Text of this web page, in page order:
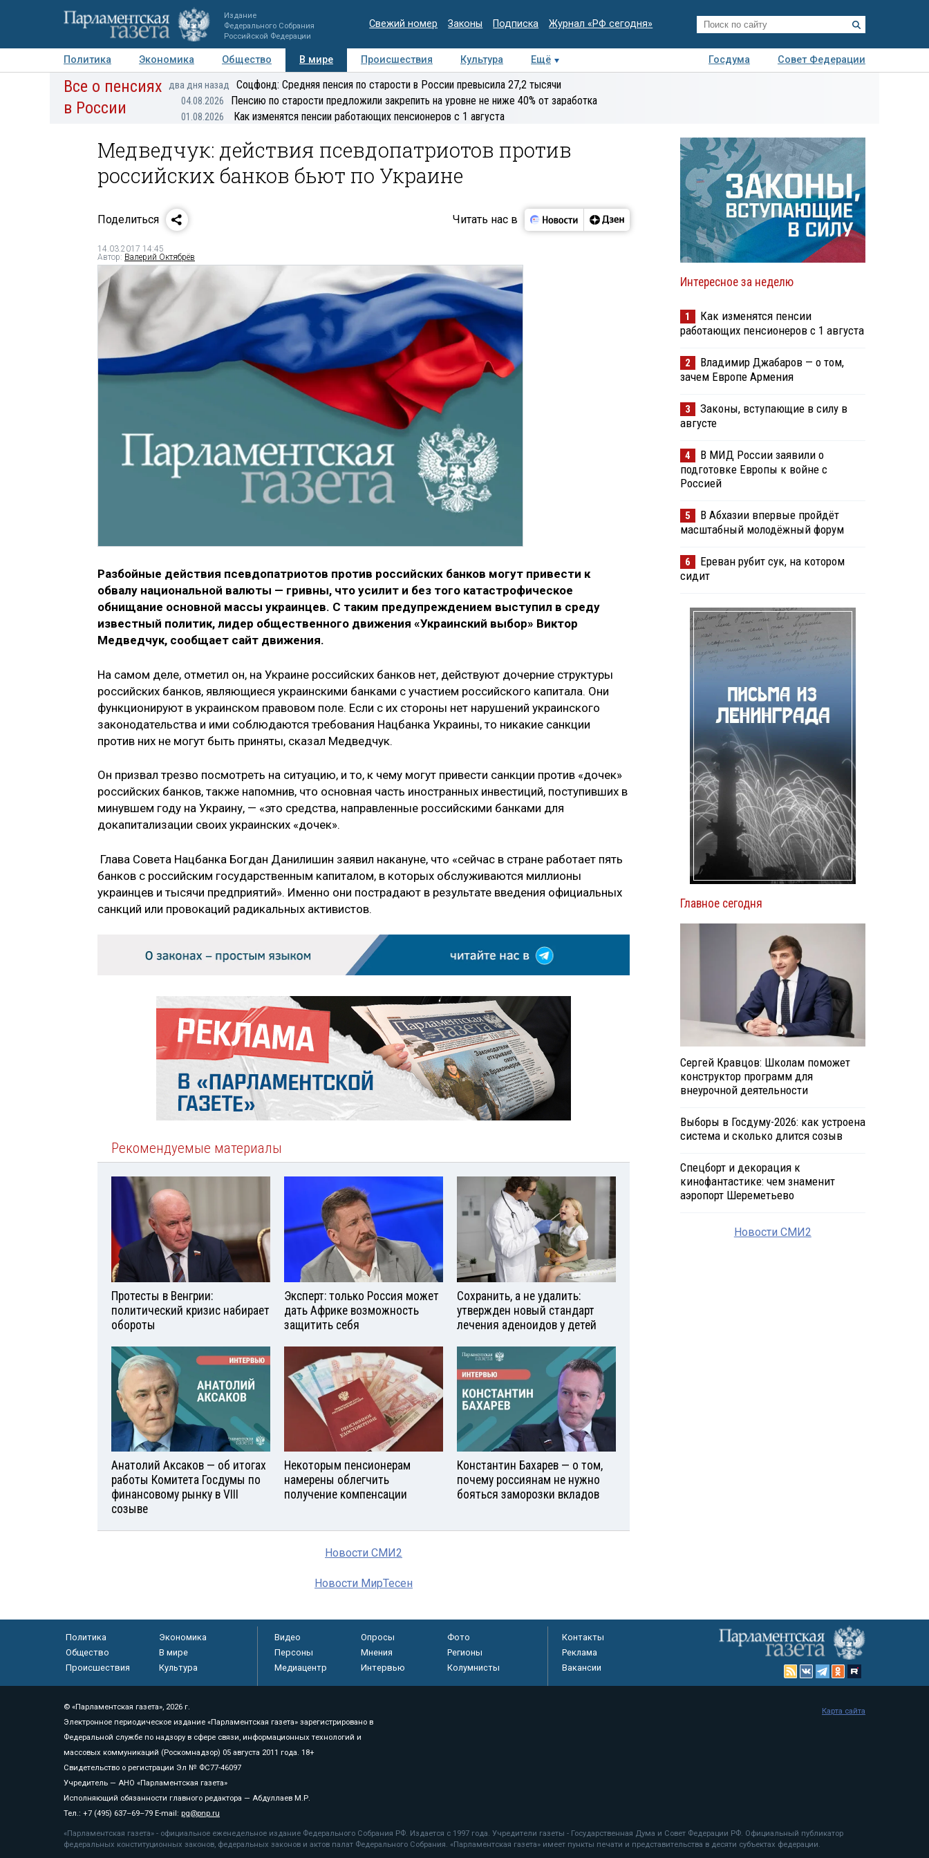
Издание
Федерального Собрания
Российской Федерации
Свежий номер Законы Подписка Журнал «РФ сегодня»
Политика Экономика Общество В мире Происшествия Культура Ещё Госдума
Совет Федерации
Авторы Персоны Мнения Регионы Медиацентр Интервью Колумнисты
Все о пенсиях
в России
два дня назад Соцфонд: Средняя пенсия по старости в России превысила 27,2 тысячи
04.08.2026 Пенсию по старости предложили закрепить на уровне не ниже 40% от заработка
01.08.2026 Как изменятся пенсии работающих пенсионеров с 1 августа
Медведчук: действия псевдопатриотов против
российских банков бьют по Украине
Поделиться Читать нас в
14.03.2017 14:45
Автор: Валерий Октябрёв
Разбойные действия псевдопатриотов против российских банков могут привести к
обвалу национальной валюты — гривны, что усилит и без того катастрофическое
обнищание основной массы украинцев. С таким предупреждением выступил в среду
известный политик, лидер общественного движения «Украинский выбор» Виктор
Медведчук, сообщает сайт движения.
На самом деле, отметил он, на Украине российских банков нет, действуют дочерние структуры
российских банков, являющиеся украинскими банками с участием российского капитала. Они
функционируют в украинском правовом поле. Если с их стороны нет нарушений украинского
законодательства и ими соблюдаются требования Нацбанка Украины, то никакие санкции
против них не могут быть приняты, сказал Медведчук.
Он призвал трезво посмотреть на ситуацию, и то, к чему могут привести санкции против «дочек»
российских банков, также напомнив, что основная часть иностранных инвестиций, поступивших в
минувшем году на Украину, — «это средства, направленные российскими банками для
докапитализации своих украинских «дочек».
Глава Совета Нацбанка Богдан Данилишин заявил накануне, что «сейчас в стране работает пять
банков с российским государственным капиталом, в которых обслуживаются миллионы
украинцев и тысячи предприятий». Именно они пострадают в результате введения официальных
санкций или провокаций радикальных активистов.
Рекомендуемые материалы
Протесты в Венгрии:
политический кризис набирает
обороты
Эксперт: только Россия может
дать Африке возможность
защитить себя
Сохранить, а не удалить:
утвержден новый стандарт
лечения аденоидов у детей
Анатолий Аксаков — об итогах
работы Комитета Госдумы по
финансовому рынку в VIII
созыве
Некоторым пенсионерам
намерены облегчить
получение компенсации
Константин Бахарев — о том,
почему россиянам не нужно
бояться заморозки вкладов
Новости СМИ2
Новости МирТесен
Интересное за неделю
1
Как изменятся пенсии
работающих пенсионеров с 1 августа
2
Владимир Джабаров — о том,
зачем Европе Армения
3
Законы, вступающие в силу в
августе
4
В МИД России заявили о
подготовке Европы к войне с
Россией
5
В Абхазии впервые пройдёт
масштабный молодёжный форум
6
Ереван рубит сук, на котором
сидит
Главное сегодня
Сергей Кравцов: Школам поможет
конструктор программ для
внеурочной деятельности
Выборы в Госдуму-2026: как устроена
система и сколько длится созыв
Спецборт и декорация к
кинофантастике: чем знаменит
аэропорт Шереметьево
Новости СМИ2
Политика
Экономика
Общество
В мире
Происшествия
Культура
Видео Опросы
Фото
Персоны
Мнения
Регионы
Медиацентр
Интервью Колумнисты
Контакты
Реклама
Вакансии
© «Парламентская газета», 2026 г.
Электронное периодическое издание «Парламентская газета» зарегистрировано в
Федеральной службе по надзору в сфере связи, информационных технологий и
массовых коммуникаций (Роскомнадзор) 05 августа 2011 года. 18+
Свидетельство о регистрации Эл № ФС77-46097
Учредитель — АНО «Парламентская газета»
Исполняющий обязанности главного редактора — Абдуллаев М.Р.
Тел.: +7 (495) 637–69–79 E-mail: pg@pnp.ru
«Парламентская газета» - официальное еженедельное издание Федерального Собрания РФ. Издается с 1997 года. Учредители газеты - Государственная Дума и Совет Федерации РФ. Официальный публикатор
федеральных конституционных законов, федеральных законов и актов палат Федерального Собрания. «Парламентская газета» имеет пункты печати и представительства в десяти субъектах федерации.
Карта сайта